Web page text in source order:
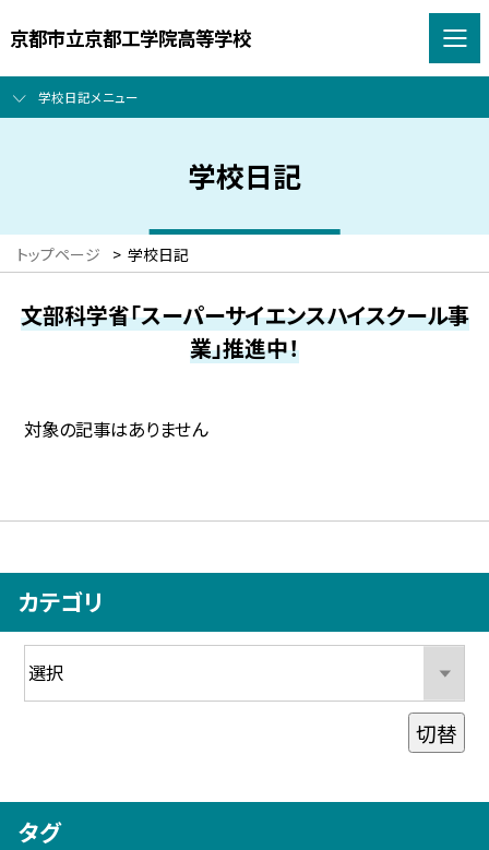
京都市立京都工学院高等学校
学校日記メニュー
学校日記
トップページ > 学校日記
文部科学省「スーパーサイエンスハイスクール事
業」推進中！
対象の記事はありません
カテゴリ
切替
タグ